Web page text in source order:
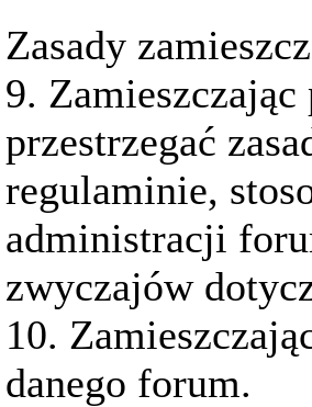
Zasady
9.
przestrzegać
regulaminie,
administracji
zwyczajów
10.
danego forum.